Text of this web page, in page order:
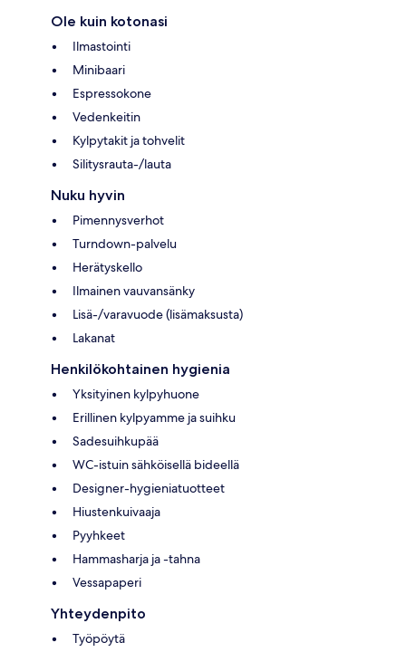
Ole kuin kotonasi
Ilmastointi
Minibaari
Espressokone
Vedenkeitin
Kylpytakit ja tohvelit
Silitysrauta-/lauta
Nuku hyvin
Pimennysverhot
Turndown-palvelu
Herätyskello
Ilmainen vauvansänky
Lisä-/varavuode (lisämaksusta)
Lakanat
Henkilökohtainen hygienia
Yksityinen kylpyhuone
Erillinen kylpyamme ja suihku
Sadesuihkupää
WC-istuin sähköisellä bideellä
Designer-hygieniatuotteet
Hiustenkuivaaja
Pyyhkeet
Hammasharja ja -tahna
Vessapaperi
Yhteydenpito
Työpöytä